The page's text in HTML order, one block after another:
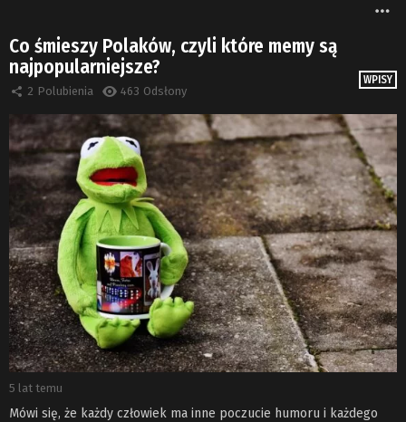
WPISY
Co śmieszy Polaków, czyli które memy są
najpopularniejsze?
2 Polubienia 463 Odsłony
5 lat temu
Mówi się, że każdy człowiek ma inne poczucie humoru i każdego